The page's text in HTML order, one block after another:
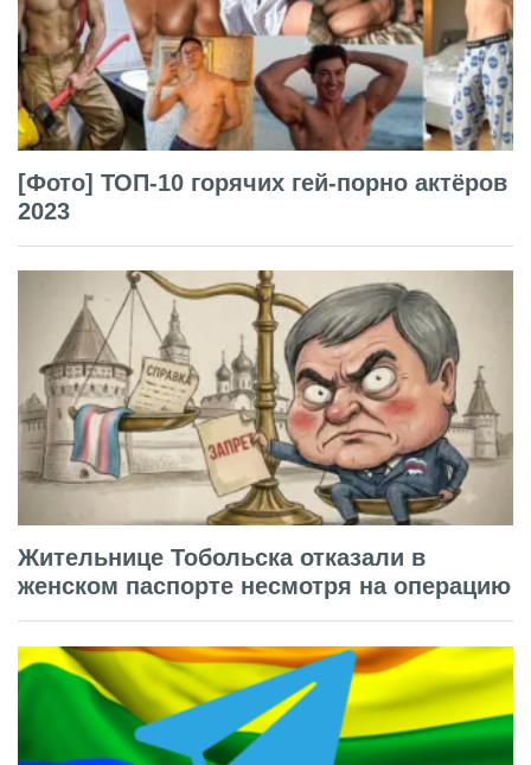
[Фото] ТОП-10 горячих гей-порно актёров
2023
Жительнице Тобольска отказали в
женском паспорте несмотря на операцию